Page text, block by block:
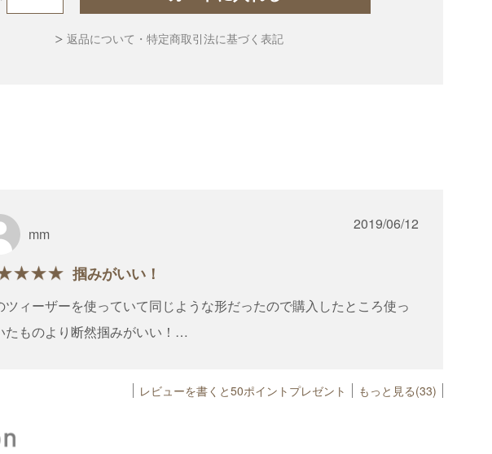
返品について・特定商取引法に基づく表記
mm
掴みがいい！
2019/06/12
ツィーザーを使っていて同じような形だったので購入したところ使っ
たものより断然掴みがいい！
できます。ビューティプロダクツさんのツィーザーが一番信用できま
レビューを書くと50ポイントプレゼント もっと見る(33)